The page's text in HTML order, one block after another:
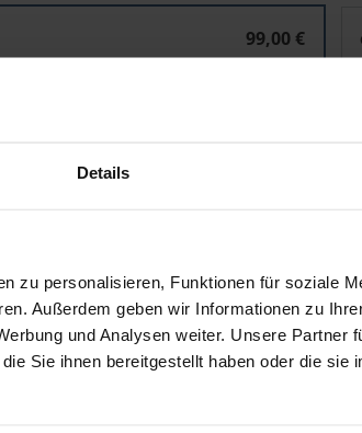
Details
zu personalisieren, Funktionen für soziale
Außerdem geben wir Informationen zu
und Analysen weiter. Unsere Partner
Sie ihnen bereitgestellt haben oder die sie
99,00 €
MwSt. Abhängig von der Lieferadresse